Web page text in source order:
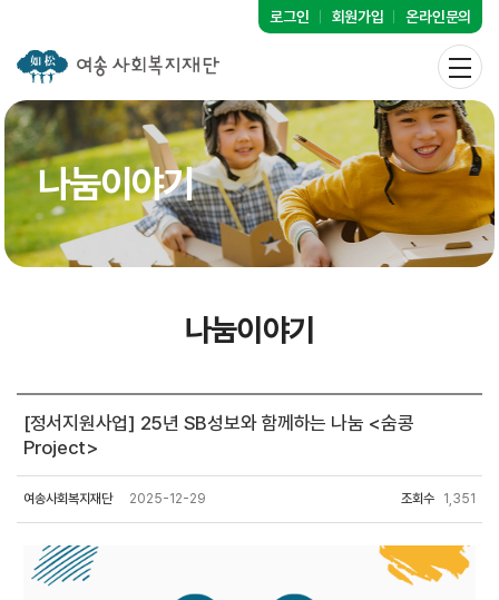
로그인 회원가입 온라인문의
나눔이야기
나눔이야기
[정서지원사업] 25년 SB성보와 함께하는 나눔 <숨콩
Project>
여송사회복지재단 2025-12-29 조회수 1,351